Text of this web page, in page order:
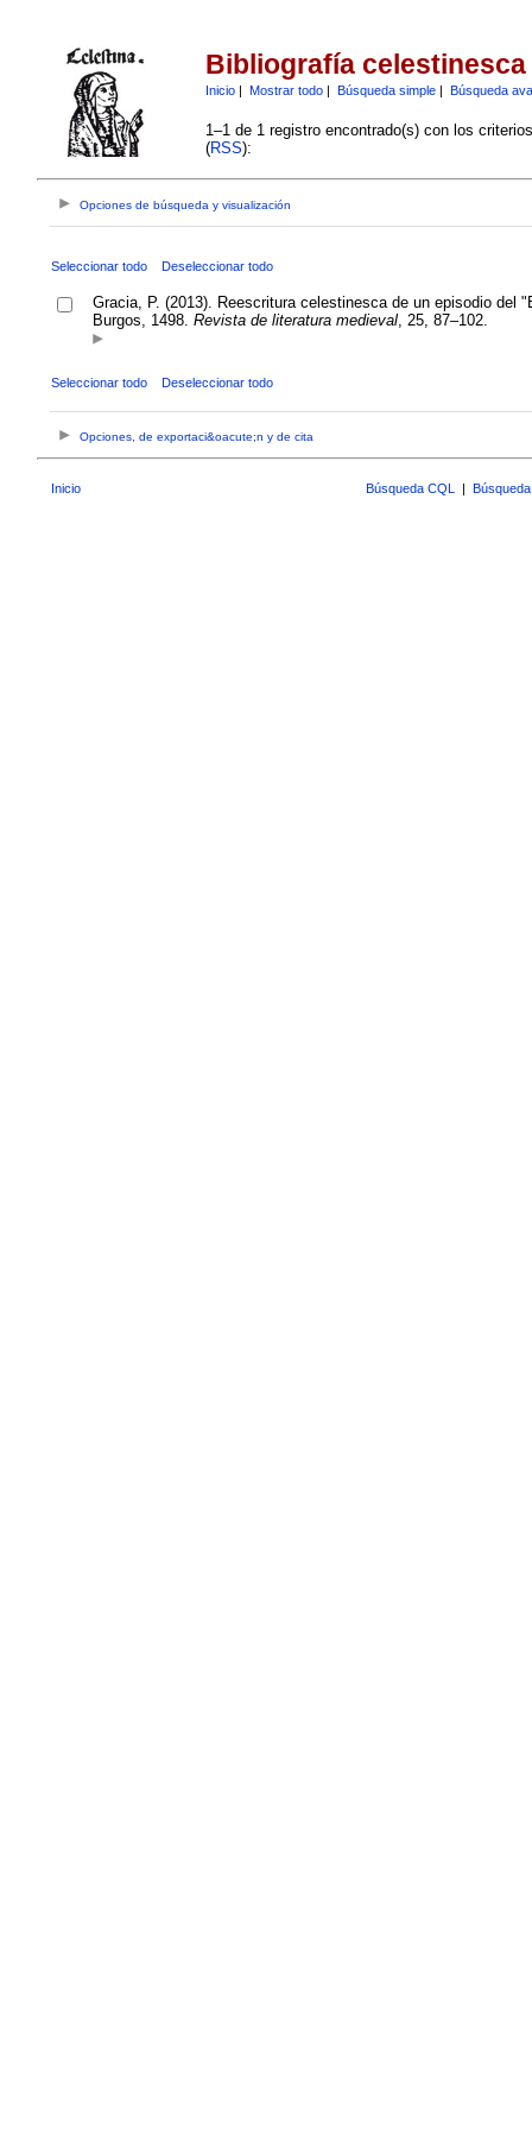
Bibliografía celestinesca
Inicio| Mostrar todo| Búsqueda simple| Búsqueda
1–1 de 1 registro encontrado(s) con los
(RSS):
Opciones de búsqueda y visualización
Seleccionar todo Deseleccionar todo
Gracia, P. (2013). Reescritura celestinesca de un episodio del
Burgos, 1498. Revista de literatura medieval, 25, 87–102.
Seleccionar todo Deseleccionar todo
Opciones, de exportaci&oacute;n y de cita
Inicio Búsqueda CQL |